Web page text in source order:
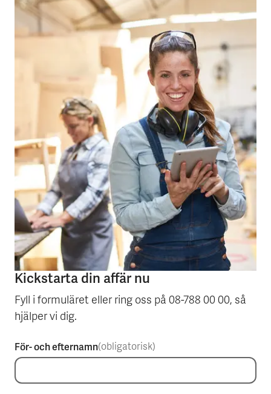
Kickstarta din affär nu
Fyll i formuläret eller ring oss på 08-788 00 00, så
hjälper vi dig.
För- och efternamn(obligatorisk)